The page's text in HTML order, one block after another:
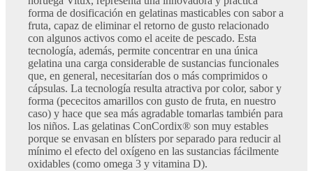
forma de dosificación en gelatinas masticables con sabor a
fruta, capaz de eliminar el retorno de gusto relacionado
con algunos activos como el aceite de pescado. Esta
tecnología, además, permite concentrar en una única
gelatina una carga considerable de sustancias funcionales
que, en general, necesitarían dos o más comprimidos o
cápsulas. La tecnología resulta atractiva por color, sabor y
forma (pececitos amarillos con gusto de fruta, en nuestro
caso) y hace que sea más agradable tomarlas también para
los niños. Las gelatinas ConCordix® son muy estables
porque se envasan en blísters por separado para reducir al
mínimo el efecto del oxígeno en las sustancias fácilmente
oxidables (como omega 3 y vitamina D).